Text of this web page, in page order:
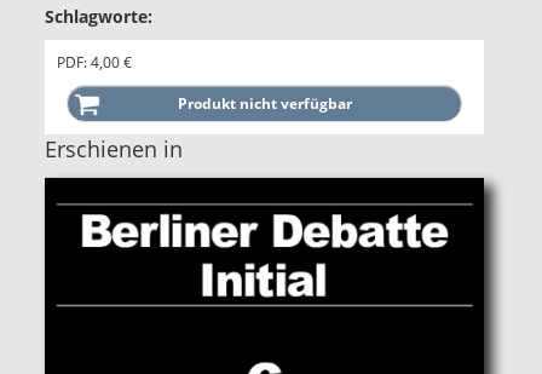
Schlagworte:
PDF: 4,00 €
Erschienen in